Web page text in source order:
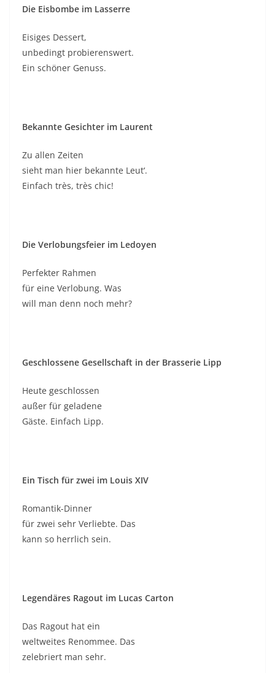
Die Eisbombe im Lasserre
Eisiges Dessert,
unbedingt probierenswert.
Ein schöner Genuss.
Bekannte Gesichter im Laurent
Zu allen Zeiten
sieht man hier bekannte Leut‘.
Einfach très, très chic!
Die Verlobungsfeier im Ledoyen
Perfekter Rahmen
für eine Verlobung. Was
will man denn noch mehr?
Geschlossene Gesellschaft in der Brasserie Lipp
Heute geschlossen
außer für geladene
Gäste. Einfach Lipp.
Ein Tisch für zwei im Louis XIV
Romantik-Dinner
für zwei sehr Verliebte. Das
kann so herrlich sein.
Legendäres Ragout im Lucas Carton
Das Ragout hat ein
weltweites Renommee. Das
zelebriert man sehr.